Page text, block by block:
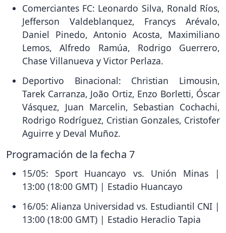
Comerciantes FC: Leonardo Silva, Ronald Ríos,
Jefferson Valdeblanquez, Francys Arévalo,
Daniel Pinedo, Antonio Acosta, Maximiliano
Lemos, Alfredo Ramúa, Rodrigo Guerrero,
Chase Villanueva y Victor Perlaza.
Deportivo Binacional: Christian Limousin,
Tarek Carranza, João Ortiz, Enzo Borletti, Óscar
Vásquez, Juan Marcelin, Sebastian Cochachi,
Rodrigo Rodríguez, Cristian Gonzales, Cristofer
Aguirre y Deval Muñoz.
Programación de la fecha 7
15/05: Sport Huancayo vs. Unión Minas |
13:00 (18:00 GMT) | Estadio Huancayo
16/05: Alianza Universidad vs. Estudiantil CNI |
13:00 (18:00 GMT) | Estadio Heraclio Tapia